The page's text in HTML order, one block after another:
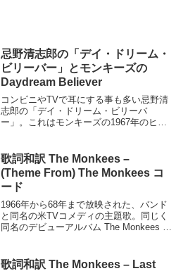
忌野清志郎の「デイ・ドリーム・
ビリーバー」とモンキーズの
Daydream Believer
コンビニやTVで耳にする事も多い忌野清
志郎の「デイ・ドリーム・ビリーバ
ー」。これはモンキーズの1967年のヒッ
を翻訳したものではない。「目覚まし」
「...
歌詞和訳 The Monkees –
(Theme From) The Monkees コ
ード
1966年から68年まで放映された、バンド
と同名の米TVコメディの主題歌。同じく
同名のデビューアルバム The Monkees の
Hart...
歌詞和訳 The Monkees – Last